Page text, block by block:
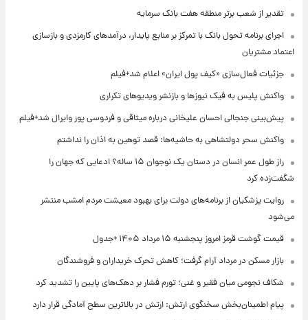
تقدیر از شعب برتر منطقه هفت بانک سرمایه
اجرای برنامه تحول بانک با تمرکز بر منابع پایدار، درآمدهای کارمزدی و بازسازی
اعتماد مشتریان
جزئیات فعال‌سازی «کیف پول ایران» اعلام شد+فیلم
واکنش پلیس به فیک نیوزها و بازنشر ویدیوهای تکراری
پیش‌بینی جنجالی احسان علیخانی درباره میثاقی و فردوسی پور وایرال شد+فیلم
واکنش سحر دولتشاهی به حاشیه‌ها: قصد توهین به اذان را نداشتم
راز طول عمر انسان در دستان یک نوجوان ۱۵ ساله؟ ادعایی که جهان را
شگفت‌زده کرد
روایت پزشکیان از برنامه‌های دولت برای بهبود معیشت مردم امشب منتشر
می‌شود
قیمت گوشت قرمز امروز پنجشنبه ۱۵ مرداد ۱۴۰۵ +جدول
بازار مسکن در مرداد آرام گرفت؛ کاهش تحرک خریداران و فروشندگان
شکاف نجومی میان فقیر و غنی؛ تورم فشار بر دهک‌های پایین را تشدید کرد
پیام اطمینان‌بخش سخنگوی ارتش: ارتش در بالاترین سطح آمادگی قرار دارد